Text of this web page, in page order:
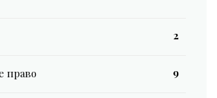
2
право 9